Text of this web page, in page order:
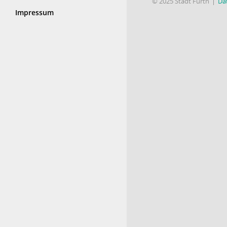
Impressum